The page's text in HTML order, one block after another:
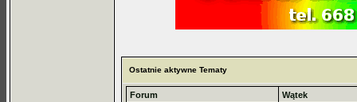
Ostatnie aktywne Tematy
Forum
Wątek